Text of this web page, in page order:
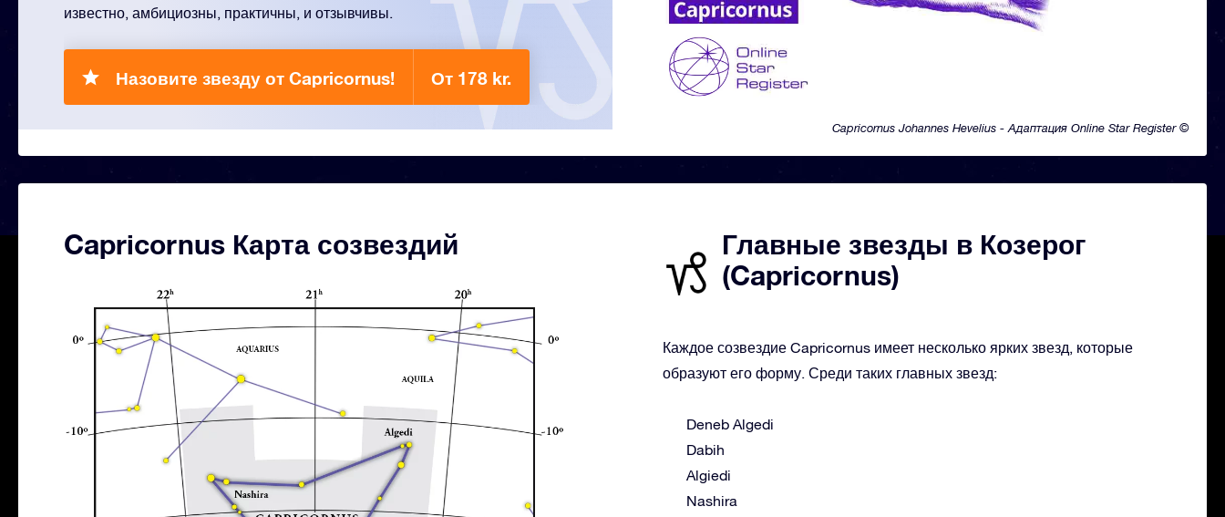
Capricornus Johannes Hevelius - Адаптация Online Star Register ©
известно, амбициозны, практичны, и отзывчивы.
Назовите звезду от Capricornus! От 178 kr.
Capricornus Карта созвездий
Главные звезды в Козерог
(Capricornus)
Каждое созвездие Capricornus имеет несколько ярких звезд, которые
образуют его форму. Среди таких главных звезд:
Deneb Algedi
Dabih
Algiedi
Nashira